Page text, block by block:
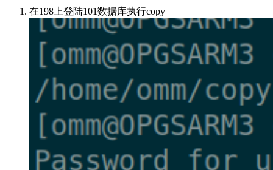
在198上登陆101数据库执行copy